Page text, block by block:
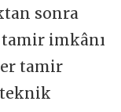
sonra
imkânı
tamir
teknik